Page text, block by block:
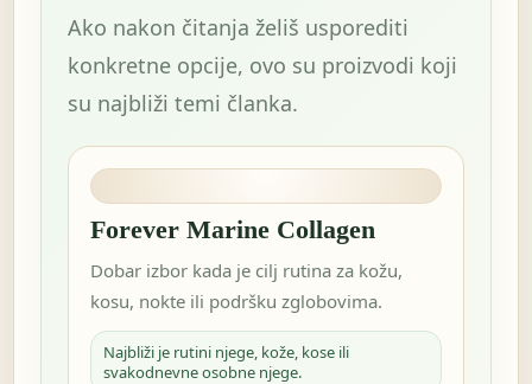
Ako nakon čitanja želiš usporediti
konkretne opcije, ovo su proizvodi koji
su najbliži temi članka.
Forever Marine Collagen
Dobar izbor kada je cilj rutina za kožu,
kosu, nokte ili podršku zglobovima.
Najbliži je rutini njege, kože, kose ili
svakodnevne osobne njege.